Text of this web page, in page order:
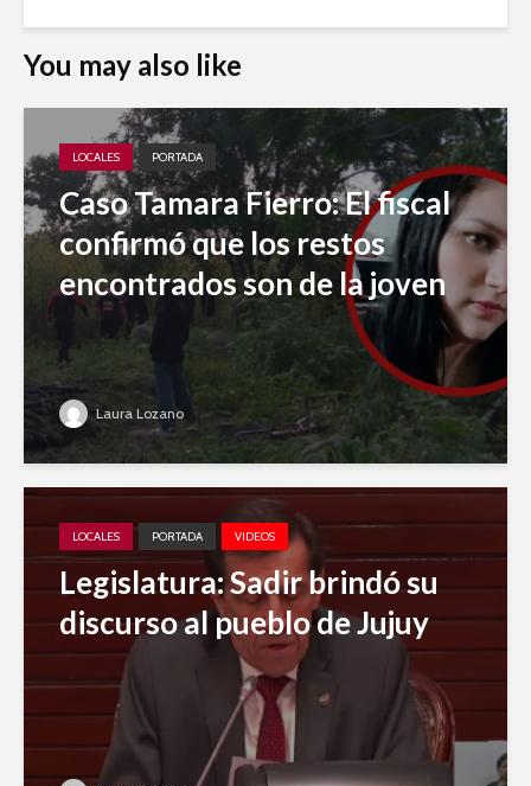
You may also like
LOCALES PORTADA
Caso Tamara Fierro: El fiscal
confirmó que los restos
encontrados son de la joven
Laura Lozano
LOCALES PORTADA VIDEOS
Legislatura: Sadir brindó su
discurso al pueblo de Jujuy